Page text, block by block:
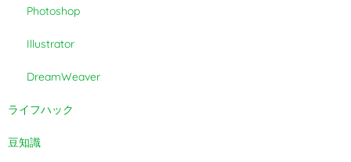
Photoshop
Illustrator
DreamWeaver
ライフハック
豆知識